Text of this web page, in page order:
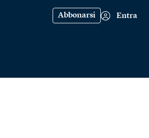
Abbonarsi Entra